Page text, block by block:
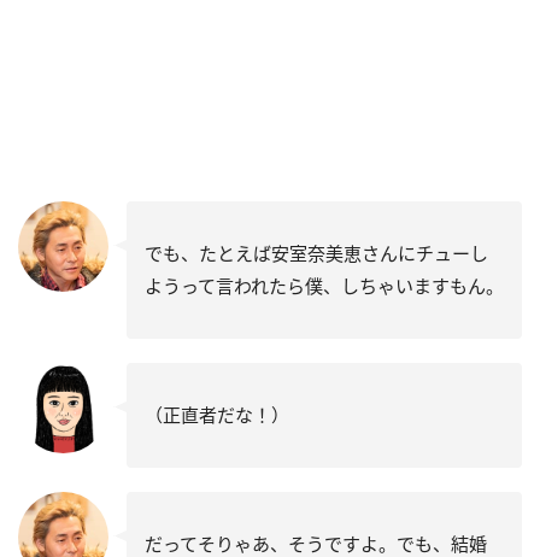
でも、たとえば安室奈美恵さんにチューし
ようって言われたら僕、しちゃいますもん。
（正直者だな！）
だってそりゃあ、そうですよ。でも、結婚